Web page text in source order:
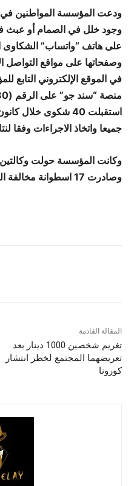
ودعت المؤسسة المواطنين في
وجود خلل في الصمام أو عبث في
وصفحاتها على مواقع التواصل
في الموقع الإلكتروني التابع
استقبلت 40 شكوى
جميعا واتخاذ الاجراءات وفقا
وكانت المؤسسة حولت وكالتين
وصادرت 17 اسطوانة مخالفة العام الماضي.
المقالة القادمة
تغريم شخصين 1000 دينار بعد
تعريضهما المجتمع لخطر انتشار
كورونا